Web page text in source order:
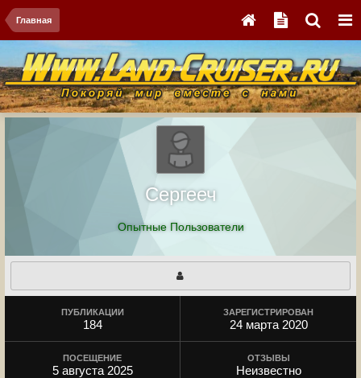
Главная
Сергееч
Опытные Пользователи
ПУБЛИКАЦИИ
184
ЗАРЕГИСТРИРОВАН
24 марта 2020
ПОСЕЩЕНИЕ
5 августа 2025
ОТЗЫВЫ
Неизвестно